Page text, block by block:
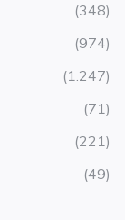
(348)
(974)
(1.247)
(71)
(221)
(49)